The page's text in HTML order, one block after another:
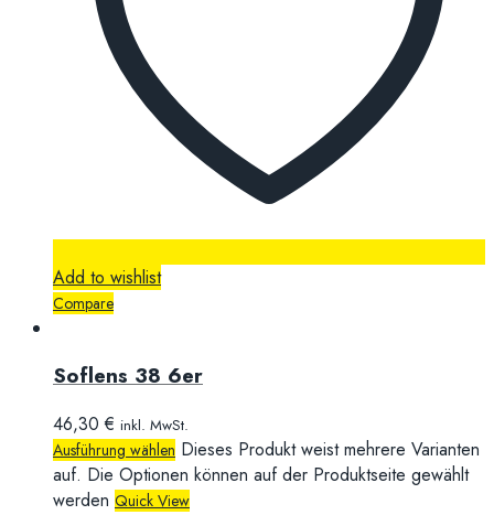
Add to wishlist
Compare
Soflens 38 6er
46,30€ inkl. MwSt.
Ausführung wählen Dieses Produkt weist mehrere Varianten
auf. Die Optionen können auf der Produktseite gewählt
werden Quick View